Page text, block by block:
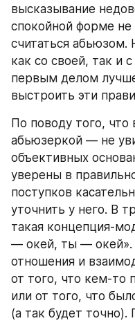
высказывание
спокойной форме
считаться абьюзом.
как со своей, так и
первым делом
выстроить эти
По поводу того, что
абьюзеркой — не
объективных
уверены в
поступков
уточнить у него. В
такая концепция-
— окей, ты — окей».
отношения и
от того, что кем-то
или от того, что
(а так будет